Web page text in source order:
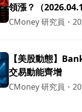
領漲？（
CMoney 研究員 ・
【美股動態】
交易動能齊增
CMoney 研究員 ・